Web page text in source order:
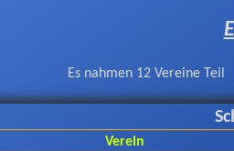
Es nahmen 12 Vereine Teil
Verein